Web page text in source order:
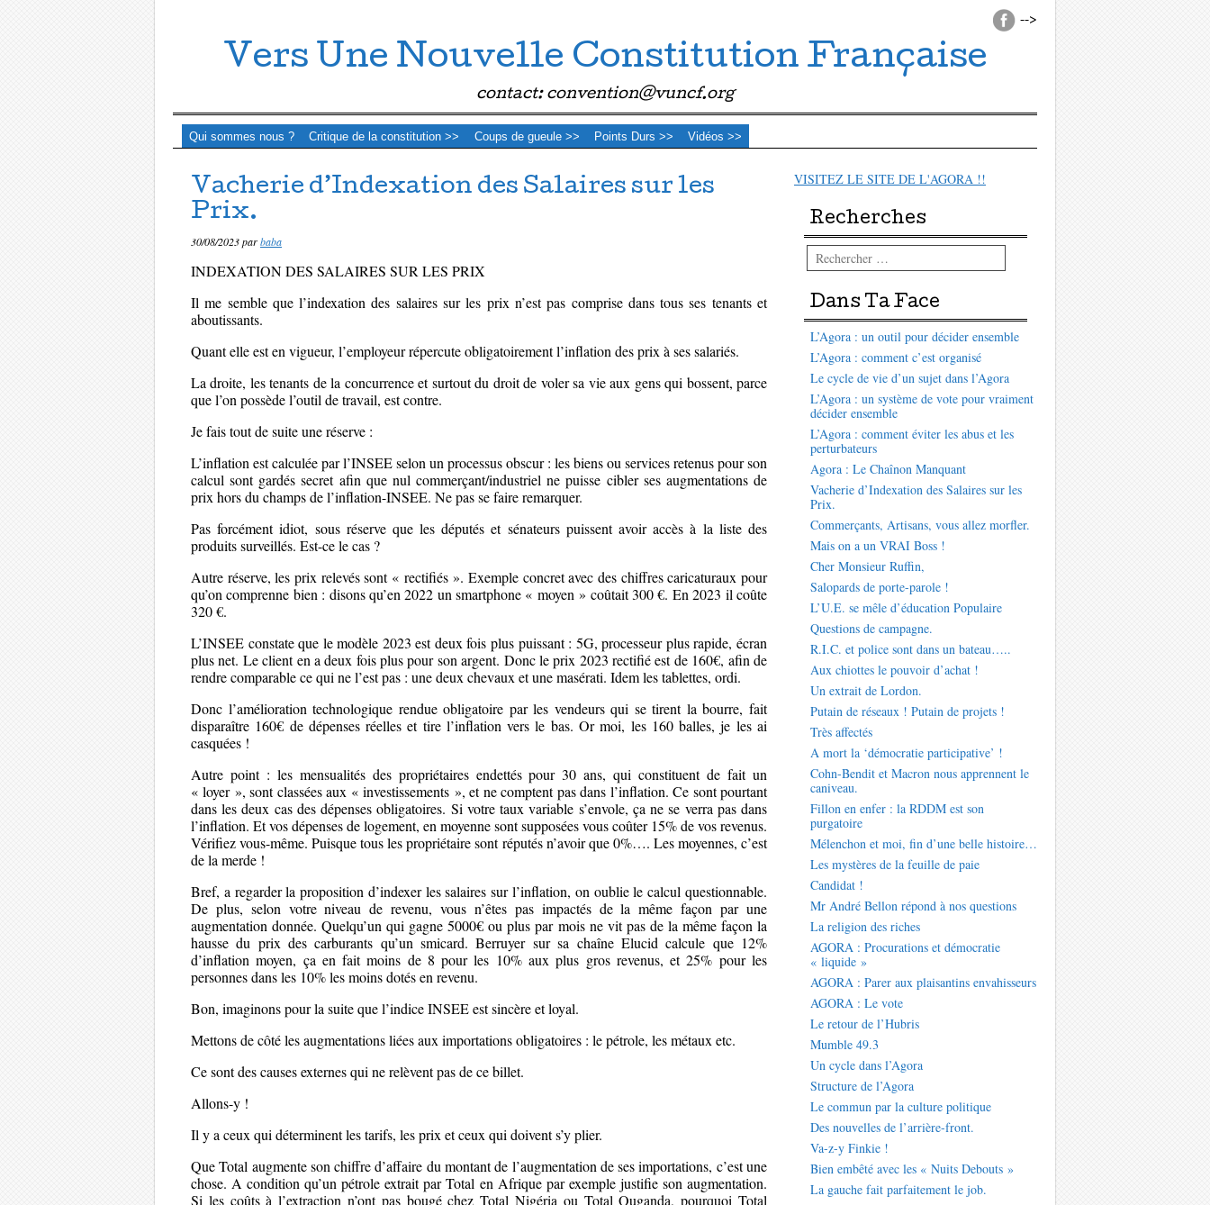
Vers Une Nouvelle Constitution Française
contact: convention@vuncf.org
Menu ☰
Passer directement au contenu
Qui sommes nous ? Critique de la constitution >> Coups de gueule >> Points Durs >> Vidéos >>
-->
Vacherie d’Indexation des Salaires sur les
Prix.
30/08/2023parbaba
INDEXATION DES SALAIRES SUR LES PRIX
Il me semble que l’indexation des salaires sur les prix n’est pas comprise dans tous ses tenants et
aboutissants.
Quant elle est en vigueur, l’employeur répercute obligatoirement l’inflation des prix à ses salariés.
Ladroite, les tenants de la concurrence et surtout du droit de voler sa vie aux gens qui bossent, parce
que l’on possède l’outil de travail, est contre.
Je fais tout de suite une réserve :
L’inflation est calculée par l’INSEE selon un processus obscur : les biens ou services retenus pour son
calcul sont gardés secret afin que nul commerçant/industriel ne puisse cibler ses augmentations de
prix hors du champs de l’inflation-INSEE. Ne pas se faire remarquer.
Pas forcément idiot, sous réserve que les députés et sénateurs puissent avoir accès à la liste des
produits surveillés. Est-ce le cas ?
Autre réserve, les prix relevés sont « rectifiés ». Exemple concret avec des chiffres caricaturaux pour
qu’on comprenne bien : disons qu’en 2022 un smartphone « moyen » coûtait 300 €. En 2023 il coûte
320 €.
L’INSEE constate que le modèle 2023 est deux fois plus puissant : 5G, processeur plus rapide, écran
plus net. Le client en a deux fois plus pour son argent. Donc le prix 2023 rectifié est de 160€, afin de
rendre comparable ce qui ne l’est pas : une deux chevaux et une masérati. Idem les tablettes, ordi.
Donc l’amélioration technologique rendue obligatoire par les vendeurs qui se tirent la bourre, fait
disparaître 160€ de dépenses réelles et tire l’inflation vers le bas. Or moi, les 160 balles, je les ai
casquées !
Autre point : les mensualités des propriétaires endettés pour 30 ans, qui constituent de fait un
« loyer », sont classées aux « investissements », et ne comptent pas dans l’inflation. Ce sont pourtant
dans les deux cas des dépenses obligatoires. Si votre taux variable s’envole, ça ne se verra pas dans
l’inflation. Et vos dépenses de logement, en moyenne sont supposées vous coûter 15% de vos revenus.
Vérifiez vous-même. Puisque tous les propriétaire sont réputés n’avoir que 0%…. Les moyennes, c’est
de la merde !
Bref, a regarder la proposition d’indexer les salaires sur l’inflation, on oublie le calcul questionnable.
De plus, selon votre niveau de revenu, vous n’êtes pas impactés de la même façon par une
augmentation donnée. Quelqu’un qui gagne 5000€ ou plus par mois ne vit pas de la même façon la
hausse du prix des carburants qu’un smicard. Berruyer sur sa chaîne Elucid calcule que 12%
d’inflation moyen, ça en fait moins de 8 pour les 10% aux plus gros revenus, et 25% pour les
personnes dans les 10% les moins dotés en revenu.
Bon, imaginons pour la suite que l’indice INSEE est sincère et loyal.
Mettons de côté les augmentations liées aux importations obligatoires : le pétrole, les métaux etc.
Ce sont des causes externes qui ne relèvent pas de ce billet.
Allons-y !
Il y a ceux qui déterminent les tarifs, les prix et ceux qui doivent s’y plier.
Que Total augmente son chiffre d’affaire du montant de l’augmentation de ses importations, c’est une
chose. A condition qu’un pétrole extrait par Total en Afrique par exemple justifie son augmentation.
Si les coûts à l’extraction n’ont pas bougé chez Total Nigéria ou Total Ouganda, pourquoi Total
VISITEZ LE SITE DE L'AGORA !!
Recherches
Rechercher
Dans Ta Face
L’Agora : un outil pour décider ensemble
L’Agora : comment c’est organisé
Le cycle de vie d’un sujet dans l’Agora
L’Agora : un système de vote pour vraiment
décider ensemble
L’Agora : comment éviter les abus et les
perturbateurs
Agora : Le Chaînon Manquant
Vacherie d’Indexation des Salaires sur les
Prix.
Commerçants, Artisans, vous allez morfler.
Mais on a un VRAI Boss !
Cher Monsieur Ruffin,
Salopards de porte-parole !
L’U.E. se mêle d’éducation Populaire
Questions de campagne.
R.I.C. et police sont dans un bateau…..
Aux chiottes le pouvoir d’achat !
Un extrait de Lordon.
Putain de réseaux ! Putain de projets !
Très affectés
A mort la ‘démocratie participative’ !
Cohn-Bendit et Macron nous apprennent le
caniveau.
Fillon en enfer : la RDDM est son
purgatoire
Mélenchon et moi, fin d’une belle histoire…
Les mystères de la feuille de paie
Candidat !
Mr André Bellon répond à nos questions
La religion des riches
AGORA : Procurations et démocratie
« liquide »
AGORA : Parer aux plaisantins envahisseurs
AGORA : Le vote
Le retour de l’Hubris
Mumble 49.3
Un cycle dans l’Agora
Structure de l’Agora
Le commun par la culture politique
Des nouvelles de l’arrière-front.
Va-z-y Finkie !
Bien embêté avec les « Nuits Debouts »
La gauche fait parfaitement le job.